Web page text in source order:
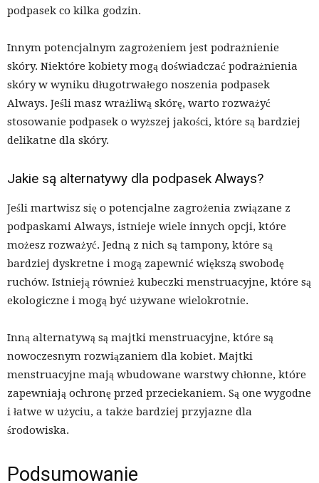
podpasek co kilka godzin.
Innym potencjalnym zagrożeniem jest podrażnienie
skóry. Niektóre kobiety mogą doświadczać podrażnienia
skóry w wyniku długotrwałego noszenia podpasek
Always. Jeśli masz wrażliwą skórę, warto rozważyć
stosowanie podpasek o wyższej jakości, które są bardziej
delikatne dla skóry.
Jakie są alternatywy dla podpasek Always?
Jeśli martwisz się o potencjalne zagrożenia związane z
podpaskami Always, istnieje wiele innych opcji, które
możesz rozważyć. Jedną z nich są tampony, które są
bardziej dyskretne i mogą zapewnić większą swobodę
ruchów. Istnieją również kubeczki menstruacyjne, które są
ekologiczne i mogą być używane wielokrotnie.
Inną alternatywą są majtki menstruacyjne, które są
nowoczesnym rozwiązaniem dla kobiet. Majtki
menstruacyjne mają wbudowane warstwy chłonne, które
zapewniają ochronę przed przeciekaniem. Są one wygodne
i łatwe w użyciu, a także bardziej przyjazne dla
środowiska.
Podsumowanie